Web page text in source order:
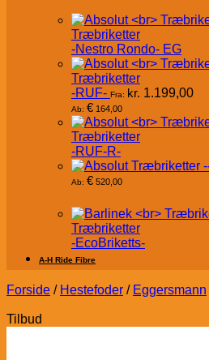
Træbriketter
-Nestro Rondo- EG
Træbriketter
-RUF- Fra: kr. 1.199,00
Ab: € 164,00
Træbriketter
-RUF-R-
Ab: € 520,00
Træbriketter
-EcoBriketts-
A-H Ride Fibre
Forside / Hestefoder / Eggersmann
Tilbud